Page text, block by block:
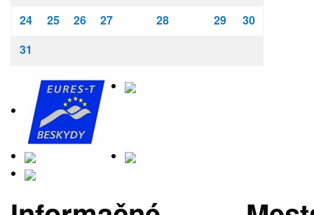
24
25 26 27 28 29
30
31